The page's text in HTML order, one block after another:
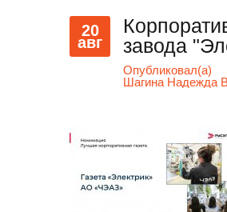
20
авг
завода
Опубликовал(а)
Шагина Надежда